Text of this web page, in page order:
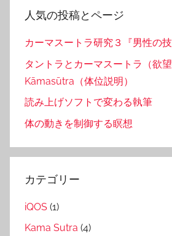
人気の投稿とページ
カーマスートラ研究３『男性の技
タントラとカーマスートラ（欲望
Kāmasūtra（体位説明）
読み上げソフトで変わる執筆
体の動きを制御する瞑想
カテゴリー
iQOS (1)
Kama Sutra (4)